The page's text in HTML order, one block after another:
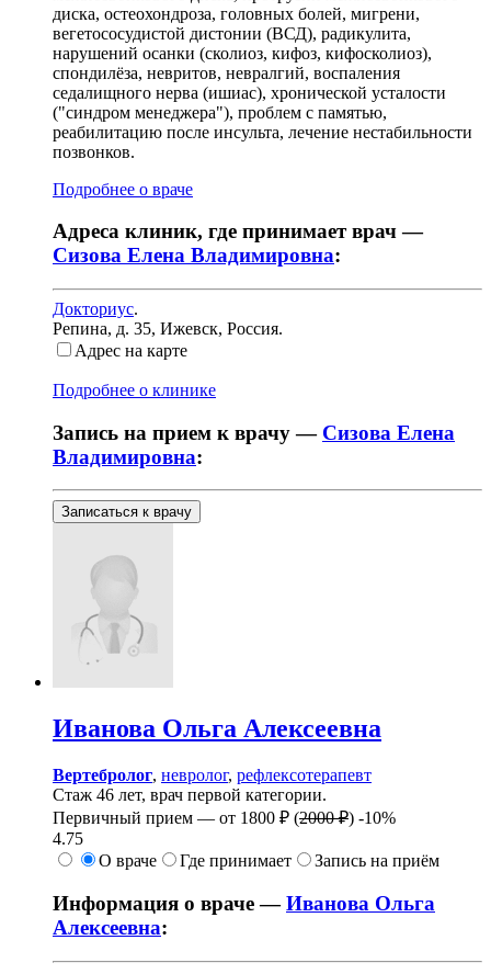
диска, остеохондроза, головных болей, мигрени,
вегетососудистой дистонии (ВСД), радикулита,
нарушений осанки (сколиоз, кифоз, кифосколиоз),
спондилёза, невритов, невралгий, воспаления
седалищного нерва (ишиас), хронической усталости
("синдром менеджера"), проблем с памятью,
реабилитацию после инсульта, лечение нестабильности
позвонков.
Подробнее о враче
Адреса клиник, где принимает врач —
Сизова Елена Владимировна:
Докториус.
Репина, д. 35, Ижевск, Россия.
Адрес на карте
Подробнее о клинике
Запись на прием к врачу — Сизова Елена
Владимировна:
Записаться к врачу
Иванова Ольга Алексеевна
Вертебролог, невролог, рефлексотерапевт
Стаж 46 лет, врач первой категории.
Первичный прием — от 1800 ₽ (2000 ₽) -10%
4.75
О враче
Где принимает Запись на приём
Информация о враче —Иванова Ольга
Алексеевна: